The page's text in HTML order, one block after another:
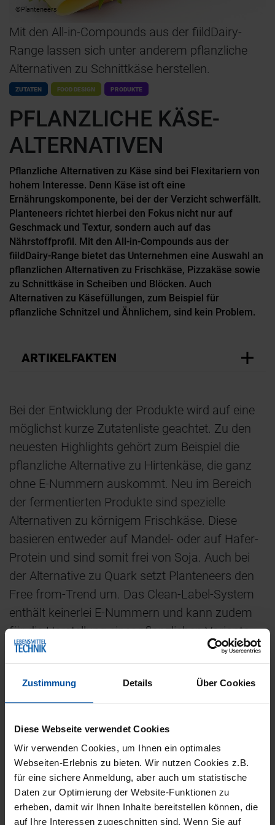
Zustimmung Details Über Cookies
Diese Webseite verwendet Cookies
Wir verwenden Cookies, um Ihnen ein optimales
Webseiten-Erlebnis zu bieten. Wir nutzen Cookies z.B.
für eine sichere Anmeldung, aber auch um statistische
Daten zur Optimierung der Website-Funktionen zu
erheben, damit wir Ihnen Inhalte bereitstellen können, die
auf Ihre Interessen zugeschnitten sind. Wenn Sie auf
©Planteneers
Mit den All-in-Compounds aus der fiildDairy-
Range lassen sich unter anderem pflanzliche
Alternativen zu Schnittkäse herstellen.
ZUTATEN FOOD DESIGN PRODUKTE
PFLANZLICHE KÄSE-
ALTERNATIVEN
Pflanzliche Alternativen zu Käse sind bei Flexitariern von
hohem Interesse. Denn Käse ist oft eine
Ernährungskomponente, bei der der Verzicht schwerfällt.
Planteneers richtet hierbei den Fokus nicht nur auf
Geschmack und Textur, sondern auch auf das
Nährstoffprofil. Mit den All-in-Compounds aus der
fiildDairy-Range bietet das Unternehmen eine Auswahl an
pflanzlichen Alternativen zu Frischkäse, Pizzakäse sowie
zu Schnittkäse in Scheiben und Blöcken. Auch
Alternativen zu Käsefüllungen, zum Beispiel für
pflanzliche Schnitzel und Ähnlichem, sind kein Problem.
ARTIKELFAKTEN
Bei der Entwicklung der Produkte wird auf eine
möglichst kurze Zutatenliste geachtet. Zu den
neuesten Highlights gehört zum Beispiel die
pflanzliche Alternative zu Hirtenkäse, die ganz
ohne E-Nummern auskommt. Neu im Bereich
der fermentierten Produkte sind spezielle
Alternativen zu körnigem Frischkäse. Diese
basieren entweder auf Mandel- oder auf Hafer-
Protein und sind somit frei von Soja. Auch bei
der Alternative zu Quark setzt Planteneers den
Free from-Trend um. Das Clean-Label-System
enthält keinerlei E-Nummern und kann zudem
für die Herstellung einer pflanzlichen Variante
von saurer Sahne genutzt werden. Die Produkte
werden mit Hilfe eines Mandel-Drinks oder
Mandelpaste hergestellt und sind somit
ebenfalls frei von Soja.
Betrachtet man die Marktforschungsergebnisse
von Innova Market Insights, wird deutlich,
welches Potenzial pflanzenbasierte Käse-
Alternativen haben. Käse steht beim
Verbraucher generell hoch im Kurs und ist damit